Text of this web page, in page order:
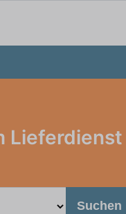
Lieferdienst
Suchen